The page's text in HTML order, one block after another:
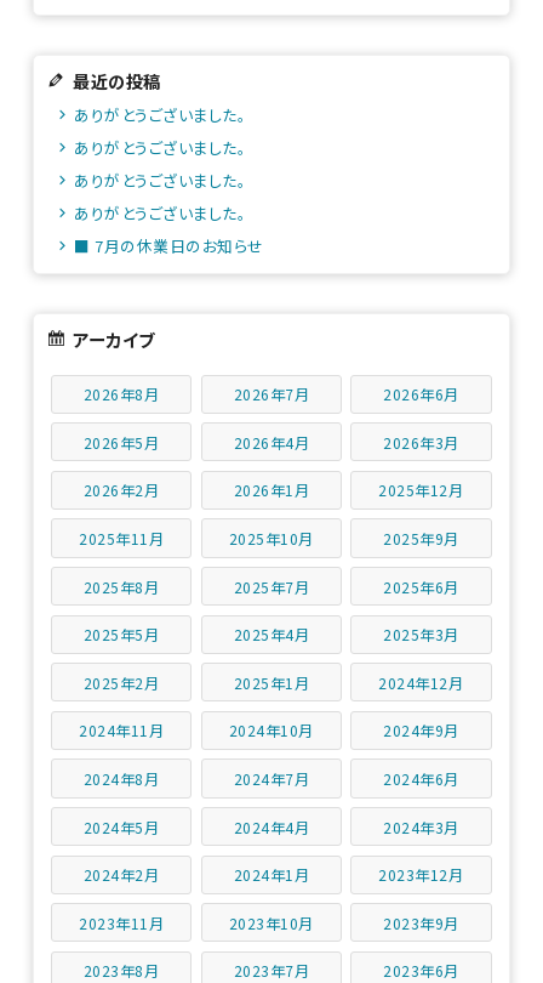
最近の投稿
ありがとうございました。
ありがとうございました。
ありがとうございました。
ありがとうございました。
■ 7月の休業日のお知らせ
アーカイブ
2026年8月 2026年7月 2026年6月
2026年5月 2026年4月 2026年3月
2026年2月 2026年1月 2025年12月
2025年11月 2025年10月 2025年9月
2025年8月 2025年7月 2025年6月
2025年5月 2025年4月 2025年3月
2025年2月 2025年1月 2024年12月
2024年11月 2024年10月 2024年9月
2024年8月 2024年7月 2024年6月
2024年5月 2024年4月 2024年3月
2024年2月 2024年1月 2023年12月
2023年11月 2023年10月 2023年9月
2023年8月 2023年7月 2023年6月